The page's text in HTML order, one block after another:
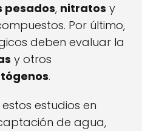
pesados, nitratos y
Por último,
deben evaluar la
y otros
.
estudios en
de agua,